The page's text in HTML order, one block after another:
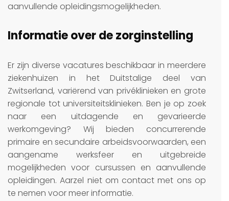
aanvullende opleidingsmogelijkheden.
Informatie over de zorginstelling
Er zijn diverse vacatures beschikbaar in meerdere
ziekenhuizen in het Duitstalige deel van
Zwitserland, variërend van privéklinieken en grote
regionale tot universiteitsklinieken. Ben je op zoek
naar een uitdagende en gevarieerde
werkomgeving? Wij bieden concurrerende
primaire en secundaire arbeidsvoorwaarden, een
aangename werksfeer en uitgebreide
mogelijkheden voor cursussen en aanvullende
opleidingen. Aarzel niet om contact met ons op
te nemen voor meer informatie.